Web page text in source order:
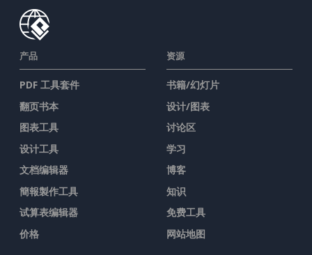
产品
PDF 工具套件
翻页书本
图表工具
设计工具
文档编辑器
簡報製作工具
试算表编辑器
价格
资源
书籍/幻灯片
设计/图表
讨论区
学习
博客
知识
免费工具
网站地图